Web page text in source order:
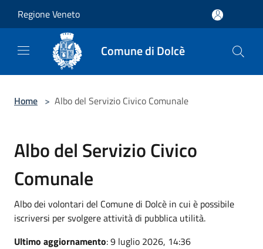
Regione Veneto
Comune di Dolcè
Home > Albo del Servizio Civico Comunale
Albo del Servizio Civico
Comunale
Albo dei volontari del Comune di Dolcè in cui è possibile
iscriversi per svolgere attività di pubblica utilità.
Ultimo aggiornamento: 9 luglio 2026, 14:36